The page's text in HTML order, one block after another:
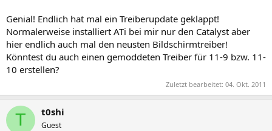
Genial! Endlich hat mal ein Treiberupdate geklappt!
Normalerweise installiert ATi bei mir nur den Catalyst aber
hier endlich auch mal den neusten Bildschirmtreiber!
Könntest du auch einen gemoddeten Treiber für 11-9 bzw. 11-
10 erstellen?
Zuletzt bearbeitet: 04. Okt. 2011
T t0shi
Guest